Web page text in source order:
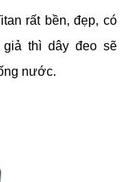
rất bền, đẹp, có
thì dây đeo sẽ
nước.